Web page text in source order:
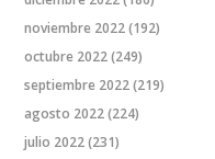
noviembre 2022(192)
octubre 2022(249)
septiembre 2022(219)
agosto 2022(224)
julio 2022(231)